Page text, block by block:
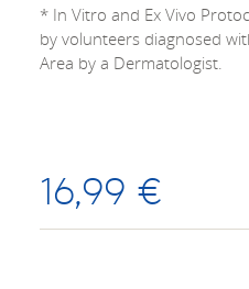
* In Vitro and Ex Vivo
by volunteers diagnosed
Area by a Dermatologist.
16,99 €